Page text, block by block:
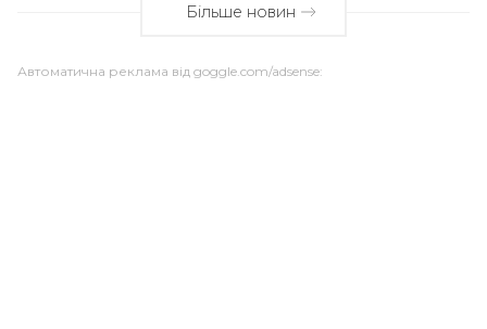
Більше новин
Автоматична реклама від goggle.com/adsense: